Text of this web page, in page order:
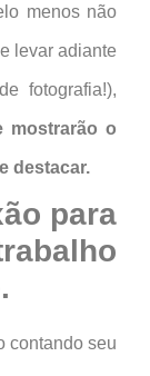
menos não
levar adiante
fotografia!),
mostrarão o
destacar.
para
contando seu